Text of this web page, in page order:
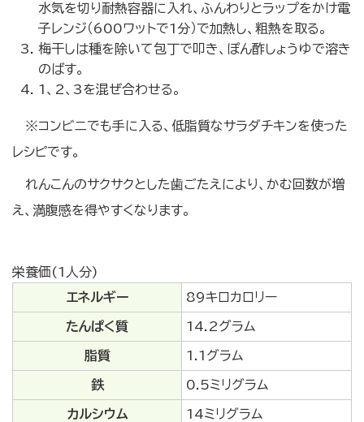
水気を切り耐熱容器に入れ、ふんわりとラップをかけ電
子レンジ（600ワットで1分）で加熱し、粗熱を取る。
梅干しは種を除いて包丁で叩き、ぽん酢しょうゆで溶き
のばす。
1、2、3を混ぜ合わせる。
※コンビニでも手に入る、低脂質なサラダチキンを使った
レシピです。
れんこんのサクサクとした歯ごたえにより、かむ回数が増
え、満腹感を得やすくなります。
栄養価(1人分)
エネルギー
89キロカロリー
たんぱく質 14.2グラム
脂質 1.1グラム
鉄 0.5ミリグラム
カルシウム 14ミリグラム